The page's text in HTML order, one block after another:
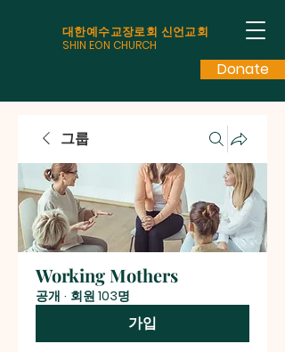
대한예수교장로회 신언교회
SHIN EON CHURCH
Donate
그룹
Working Mothers
공개 · 회원 103명
가입